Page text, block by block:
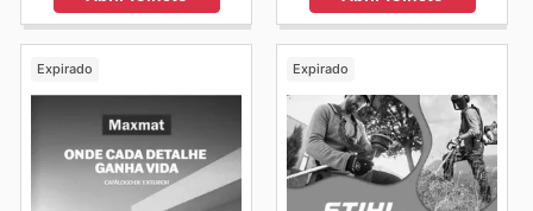
Expirado Expirado